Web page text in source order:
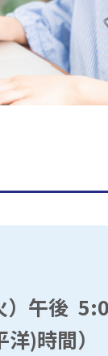
）午後
)時間）